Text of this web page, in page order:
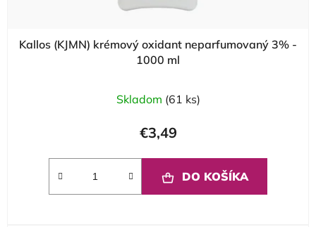
Kallos (KJMN) krémový oxidant neparfumovaný 3% -
1000 ml
Skladom (61 ks)
€3,49
DO KOŠÍKA